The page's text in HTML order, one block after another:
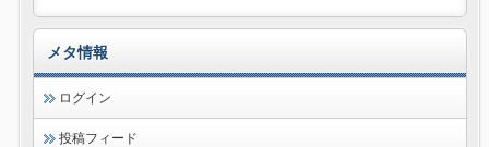
メタ情報
ログイン
投稿フィード